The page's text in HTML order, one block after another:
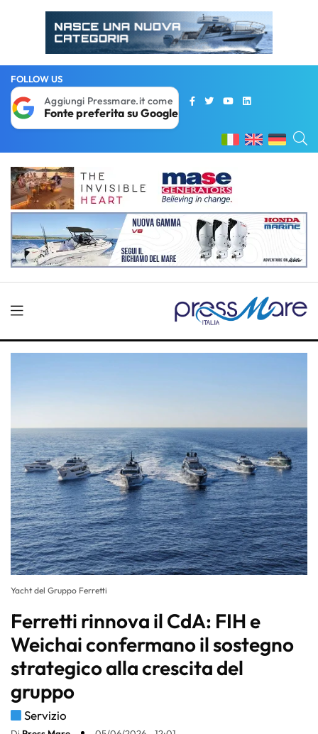
FOLLOW US
Aggiungi Pressmare.it come
Fonte preferita su Google
Yacht del Gruppo Ferretti
Ferretti rinnova il CdA: FIH e
Weichai confermano il sostegno
strategico alla crescita del
gruppo
Servizio